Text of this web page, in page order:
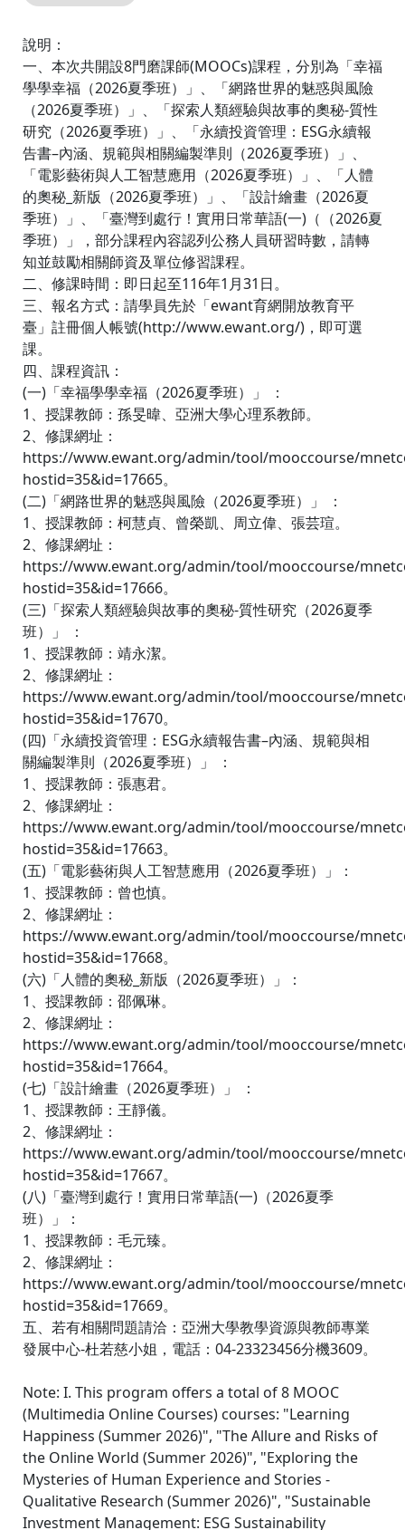
說明：
一、本次共開設8門磨課師(MOOCs)課程，分別為「幸福
學學幸福（2026夏季班）」、「網路世界的魅惑與風險
（2026夏季班）」、「探索人類經驗與故事的奧秘-質性
研究（2026夏季班）」、「永續投資管理：ESG永續報
告書–內涵、規範與相關編製準則（2026夏季班）」、
「電影藝術與人工智慧應用（2026夏季班）」、「人體
的奧秘_新版（2026夏季班）」、「設計繪畫（2026夏
季班）」、「臺灣到處行！實用日常華語(一)（（2026夏
季班）」，部分課程內容認列公務人員研習時數，請轉
知並鼓勵相關師資及單位修習課程。
二、修課時間：即日起至116年1月31日。
三、報名方式：請學員先於「ewant育網開放教育平
臺」註冊個人帳號(http://www.ewant.org/)，即可選
課。
四、課程資訊：
(一)「幸福學學幸福（2026夏季班）」 ：
1、授課教師：孫旻暐、亞洲大學心理系教師。
2、修課網址：
https://www.ewant.org/admin/tool/mooccourse/
hostid=35&id=17665。
(二)「網路世界的魅惑與風險（2026夏季班）」 ：
1、授課教師：柯慧貞、曾榮凱、周立偉、張芸瑄。
2、修課網址：
https://www.ewant.org/admin/tool/mooccourse/
hostid=35&id=17666。
(三)「探索人類經驗與故事的奧秘-質性研究（2026夏季
班）」 ：
1、授課教師：靖永潔。
2、修課網址：
https://www.ewant.org/admin/tool/mooccourse/
hostid=35&id=17670。
(四)「永續投資管理：ESG永續報告書–內涵、規範與相
關編製準則（2026夏季班）」 ：
1、授課教師：張惠君。
2、修課網址：
https://www.ewant.org/admin/tool/mooccourse/
hostid=35&id=17663。
(五)「電影藝術與人工智慧應用（2026夏季班）」：
1、授課教師：曾也慎。
2、修課網址：
https://www.ewant.org/admin/tool/mooccourse/
hostid=35&id=17668。
(六)「人體的奧秘_新版（2026夏季班）」：
1、授課教師：邵佩琳。
2、修課網址：
https://www.ewant.org/admin/tool/mooccourse/
hostid=35&id=17664。
(七)「設計繪畫（2026夏季班）」 ：
1、授課教師：王靜儀。
2、修課網址：
https://www.ewant.org/admin/tool/mooccourse/
hostid=35&id=17667。
(八)「臺灣到處行！實用日常華語(一)（2026夏季
班）」：
1、授課教師：毛元臻。
2、修課網址：
https://www.ewant.org/admin/tool/mooccourse/
hostid=35&id=17669。
五、若有相關問題請洽：亞洲大學教學資源與教師專業
發展中心-杜若慈小姐，電話：04-23323456分機3609。
Note: I. This program offers a total of 8 MOOC
(Multimedia Online Courses) courses: "Learning
Happiness (Summer 2026)", "The Allure and Risks of
the Online World (Summer 2026)", "Exploring the
Mysteries of Human Experience and Stories -
Qualitative Research (Summer 2026)", "Sustainable
Investment Management: ESG Sustainability